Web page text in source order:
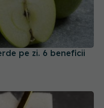
pe zi. 6 beneficii